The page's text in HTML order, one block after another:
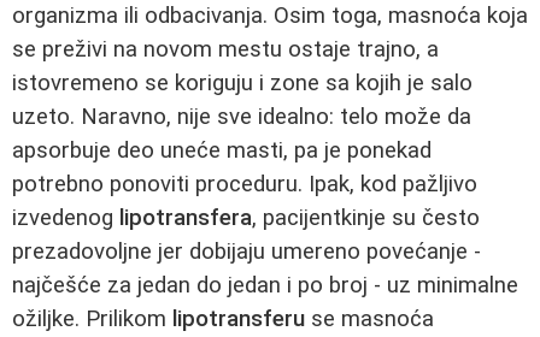
organizma ili odbacivanja. Osim toga, masnoća koja
se preživi na novom mestu ostaje trajno, a
istovremeno se koriguju i zone sa kojih je salo
uzeto. Naravno, nije sve idealno: telo može da
apsorbuje deo uneće masti, pa je ponekad
potrebno ponoviti proceduru. Ipak, kod pažljivo
izvedenog lipotransfera, pacijentkinje su često
prezadovoljne jer dobijaju umereno povećanje -
najčešće za jedan do jedan i po broj - uz minimalne
ožiljke. Prilikom lipotransferu se masnoća